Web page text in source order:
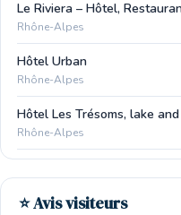
Le Riviera – Hôtel,
Rhône-Alpes
Hôtel Urban
Rhône-Alpes
Hôtel Les Trésoms, lake
Rhône-Alpes
⭐ Avis visiteurs